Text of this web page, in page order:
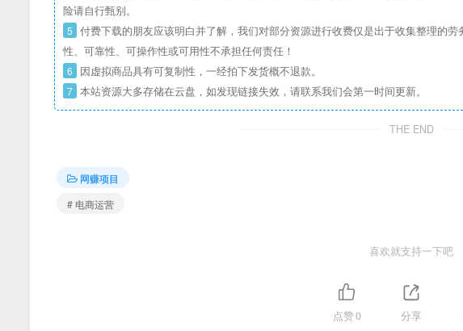
险请自行甄别。
5 付费下载的朋友应该明白并了解，我们对部分资源进行收费仅是出于收集整理的
性、可靠性、可操作性或可用性不承担任何责任！
6 因虚拟商品具有可复制性，一经拍下发货概不退款。
7 本站资源大多存储在云盘，如发现链接失效，请联系我们会第一时间更新。
THE END
网赚项目
# 电商运营
喜欢就支持一下吧
点赞0 分享